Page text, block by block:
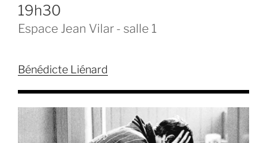
19h30
Espace Jean Vilar - salle 1
Bénédicte Liénard